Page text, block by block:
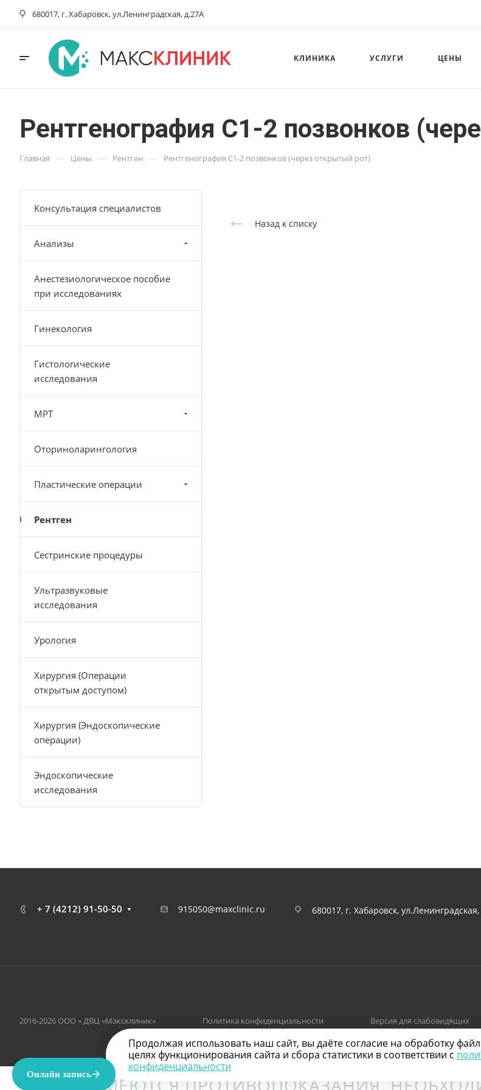
680017, г. Хабаровск, ул.Ленинградская, д.27А
КЛИНИКА УСЛУГИ ЦЕНЫ
Рентгенография С1-2 позвонков
Главная — Цены — Рентген — Рентгенография С1-2 позвонков (через открытый рот)
Назад к списку
Консультация специалистов
Анализы
Анестезиологическое пособие
при исследованиях
Гинекология
Гистологические
исследования
МРТ
Оториноларингология
Пластические операции
Рентген
Сестринские процедуры
Ультразвуковые
исследования
Урология
Хирургия (Операции
открытым доступом)
Хирургия (Эндоскопические
операции)
Эндоскопические
исследования
+ 7 (4212) 91-50-50 915050@maxclinic.ru 680017, г. Хабаровск,
2016-2026 ООО « ДВЦ «Максклиник» Политика конфиденциальности Версия для слабовидящих
ИМЕЮТСЯ ПРОТИВОПОКАЗАНИЯ.
Продолжая использовать наш сайт, вы даёте согласие на обработку
целях функционирования сайта и сбора статистики в соответствии с
конфиденциальности